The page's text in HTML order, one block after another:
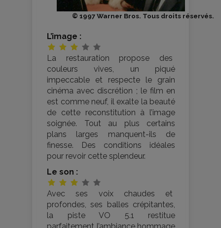
© 1997 Warner Bros. Tous droits réservés.
L’image :
La restauration propose des
couleurs vives, un piqué
impeccable et respecte le grain
cinéma avec discrétion ; le film en
est comme neuf, il exalte la beauté
de cette reconstitution à l’image
soignée. Tout au plus certains
plans larges manquent-ils de
finesse. Des conditions idéales
pour revoir cette splendeur.
Le son :
Avec ses voix chaudes et
profondes, ses balles crépitantes,
la piste VO 5.1 restitue
parfaitement l’ambiance hommage